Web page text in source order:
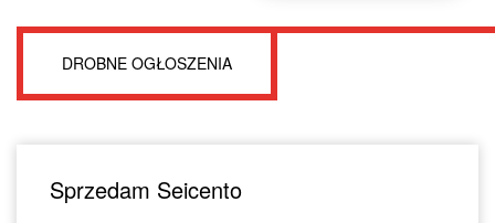
DROBNE OGŁOSZENIA
Sprzedam Seicento